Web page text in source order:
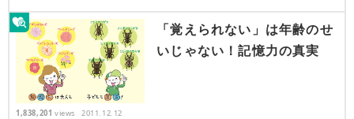
「覚えられない」は年齢のせ
いじゃない！記憶力の真実
1,838,201 views 2011.12.12